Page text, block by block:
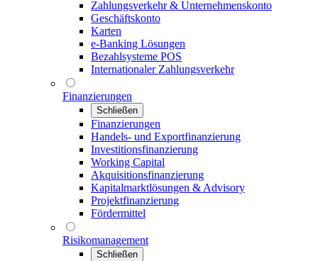
Zahlungsverkehr & Unternehmenskonto
Geschäftskonto
Karten
e-Banking Lösungen
Bezahlsysteme POS
Internationaler Zahlungsverkehr
Finanzierungen
Schließen
Finanzierungen
Handels- und Exportfinanzierung
Investitionsfinanzierung
Working Capital
Akquisitionsfinanzierung
Kapitalmarktlösungen & Advisory
Projektfinanzierung
Fördermittel
Risikomanagement
Schließen